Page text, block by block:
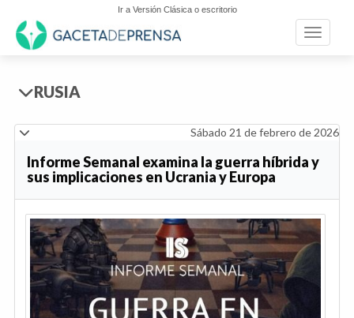
Ir a Versión Clásica o escritorio
Toggle
RUSIA
Sábado 21 de febrero de 2026
Informe Semanal examina la guerra híbrida y
sus implicaciones en Ucrania y Europa